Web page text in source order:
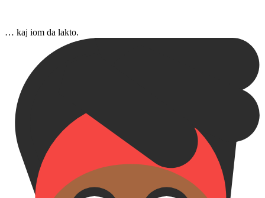
… kaj iom da lakto.